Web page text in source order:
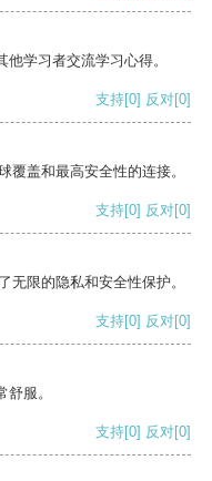
学习者交流学习心得。
支持[0] 反对[0]
覆盖和最高安全性的连接。
支持[0] 反对[0]
无限的隐私和安全性保护。
支持[0] 反对[0]
服。
支持[0] 反对[0]